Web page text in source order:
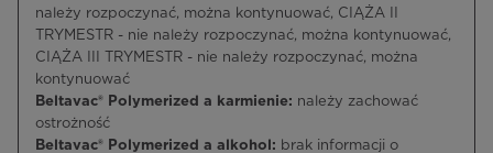
należy rozpoczynać, można kontynuować, CIĄŻA II
TRYMESTR - nie należy rozpoczynać, można kontynuować,
CIĄŻA III TRYMESTR - nie należy rozpoczynać, można
kontynuować
Beltavac® Polymerized a karmienie: należy zachować
ostrożność
Beltavac® Polymerized a alkohol: brak informacji o